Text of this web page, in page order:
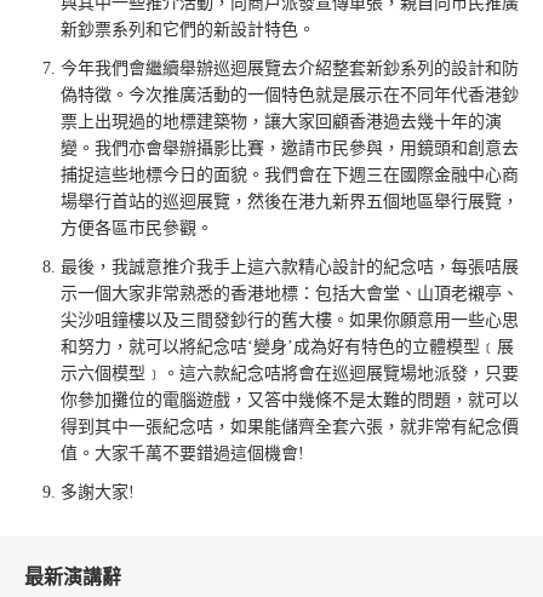
新鈔票系列和它們的新設計特色。
今年我們會繼續舉辦巡迴展覽去介紹整套新鈔系列的設計和防
偽特徵。今次推廣活動的一個特色就是展示在不同年代香港鈔
票上出現過的地標建築物，讓大家回顧香港過去幾十年的演
變。我們亦會舉辦攝影比賽，邀請市民參與，用鏡頭和創意去
捕捉這些地標今日的面貌。我們會在下週三在國際金融中心商
場舉行首站的巡迴展覽，然後在港九新界五個地區舉行展覽，
方便各區市民參觀。
最後，我誠意推介我手上這六款精心設計的紀念咭，每張咭展
示一個大家非常熟悉的香港地標：包括大會堂、山頂老襯亭、
尖沙咀鐘樓以及三間發鈔行的舊大樓。如果你願意用一些心思
和努力，就可以將紀念咭‘變身’成為好有特色的立體模型﹝展
示六個模型﹞。這六款紀念咭將會在巡迴展覽場地派發，只要
你參加攤位的電腦遊戲，又答中幾條不是太難的問題，就可以
得到其中一張紀念咭，如果能儲齊全套六張，就非常有紀念價
值。大家千萬不要錯過這個機會!
多謝大家!
最新演講辭